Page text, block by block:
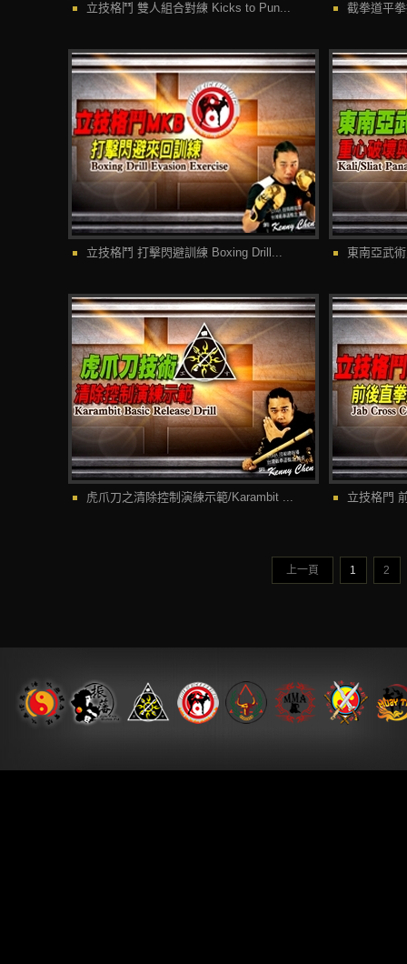
立技格鬥 雙人組合對練 Kicks to Pun... 截拳道平
立技格鬥 打擊閃避訓練 Boxing Drill... 東南亞武
虎爪刀之清除控制演練示範/Karambit ... 立技格門
上一頁 1 2